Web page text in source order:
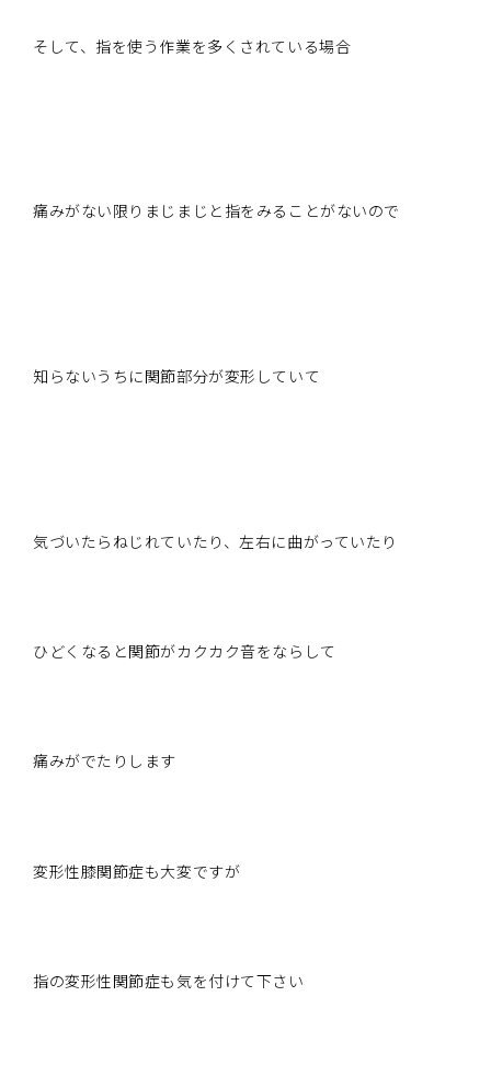
そして、指を使う作業を多くされている場合
痛みがない限りまじまじと指をみることがないので
知らないうちに関節部分が変形していて
気づいたらねじれていたり、左右に曲がっていたり
ひどくなると関節がカクカク音をならして
痛みがでたりします
変形性膝関節症も大変ですが
指の変形性関節症も気を付けて下さい